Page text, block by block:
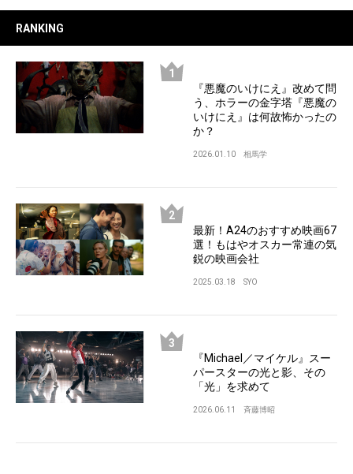
RANKING
『悪魔のいけにえ』改めて問
う、ホラーの金字塔『悪魔の
いけにえ』は何故怖かったの
か？
2026.01.10 相馬学
最新！A24のおすすめ映画67
選！もはやオスカー常連の気
鋭の映画会社
2025.03.18 SYO
『Michael／マイケル』スー
パースターの光と影、その
「光」を求めて
2026.06.11 斉藤博昭